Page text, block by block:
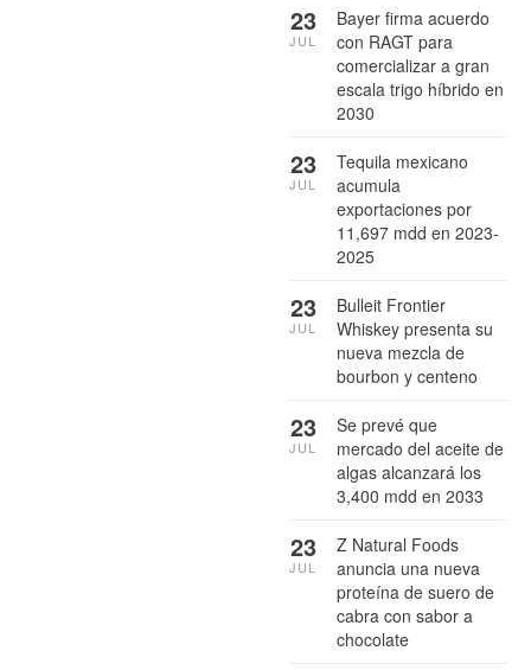
Bayer firma acuerdo
con RAGT para
comercializar a gran
escala trigo híbrido en
2030
23
JUL
Tequila mexicano
acumula
exportaciones por
11,697 mdd en 2023-
2025
23
JUL
Bulleit Frontier
Whiskey presenta su
nueva mezcla de
bourbon y centeno
23
JUL
Se prevé que
mercado del aceite de
algas alcanzará los
3,400 mdd en 2033
23
JUL
Z Natural Foods
anuncia una nueva
proteína de suero de
cabra con sabor a
chocolate
23
JUL